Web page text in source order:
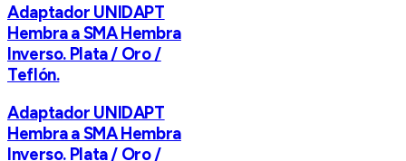
Adaptador UNIDAPT
Hembra a SMA Hembra
Inverso. Plata / Oro /
Teflón.
Adaptador UNIDAPT
Hembra a SMA Hembra
Inverso. Plata / Oro /